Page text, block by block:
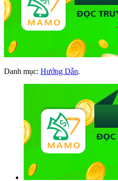
Danh mục: Hướng Dẫn.